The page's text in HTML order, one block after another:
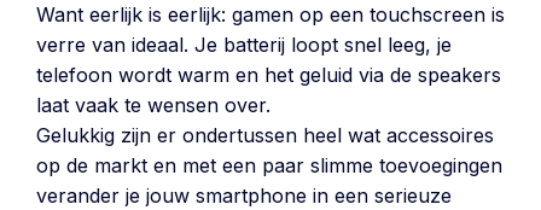
Want eerlijk is eerlijk: gamen op een touchscreen is
verre van ideaal. Je batterij loopt snel leeg, je
telefoon wordt warm en het geluid via de speakers
laat vaak te wensen over.
Gelukkig zijn er ondertussen heel wat accessoires
op de markt en met een paar slimme toevoegingen
verander je jouw smartphone in een serieuze